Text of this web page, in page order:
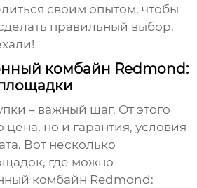
своим опытом, чтобы
правильный выбор.
комбайн Redmond:
– важный шаг. От этого
цена, но и гарантия, условия
Вот несколько
где можно
комбайн Redmond :